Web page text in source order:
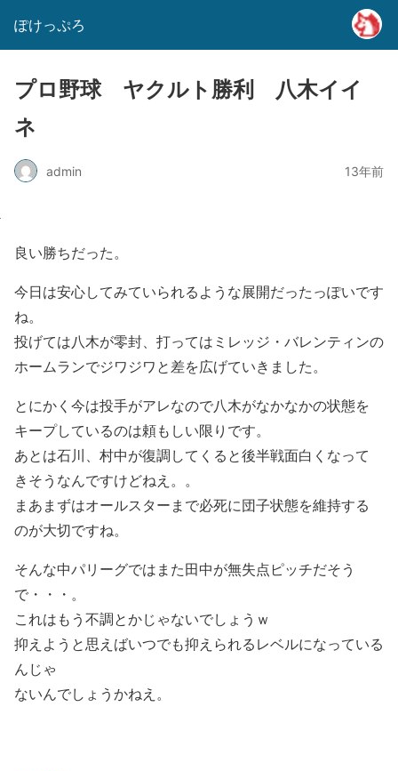
ぽけっぷろ
プロ野球 ヤクルト勝利 八木イイ
ネ
admin 13年前
良い勝ちだった。
今日は安心してみていられるような展開だったっぽいです
ね。
投げては八木が零封、打ってはミレッジ・バレンティンの
ホームランでジワジワと差を広げていきました。
とにかく今は投手がアレなので八木がなかなかの状態を
キープしているのは頼もしい限りです。
あとは石川、村中が復調してくると後半戦面白くなって
きそうなんですけどねえ。。
まあまずはオールスターまで必死に団子状態を維持する
のが大切ですね。
そんな中パリーグではまた田中が無失点ピッチだそう
で・・・。
これはもう不調とかじゃないでしょうｗ
抑えようと思えばいつでも抑えられるレベルになっている
んじゃ
ないんでしょうかねえ。